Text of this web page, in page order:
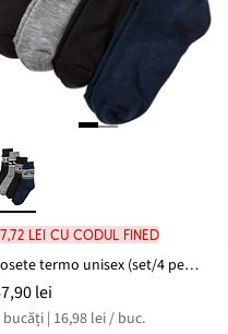
lei cu codul FINED
Șosete termo unisex (set/4 perechi)
lei
bucăți | 16,98 lei / buc.